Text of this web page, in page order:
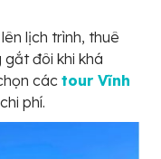
lịch trình, thuê
đôi khi khá
các tour Vĩnh
phí.